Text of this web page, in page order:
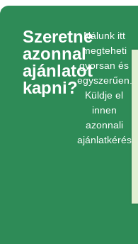
Szeretne
azonnal
ajánlatot
kapni?
Nálunk itt
megteheti
gyorsan és
egyszerűen.
Küldje el
innen
azonnali
ajánlatkérését.